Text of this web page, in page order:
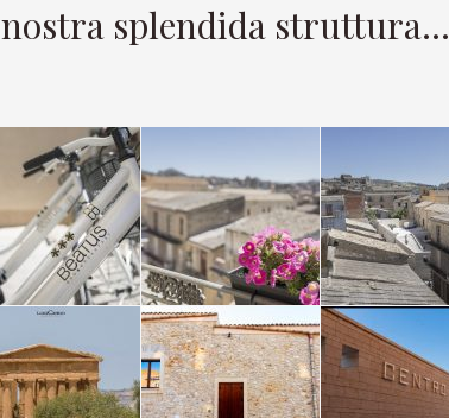
nostra splendida struttura…